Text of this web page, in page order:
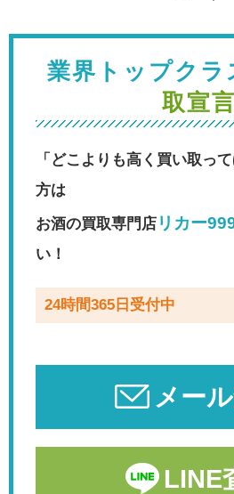
業界トップクラ
取宣言
「どこよりも高く買い取っ
方は
お酒の買取専門店 リカー
い！
24時間365日受付中
メー
LINE